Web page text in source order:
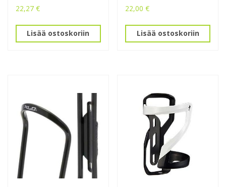
22,27 €
Lisää ostoskoriin
22,00€
Lisää ostoskoriin